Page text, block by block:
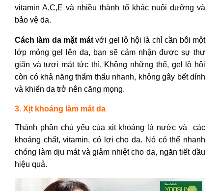
vitamin A,C,E và nhiều thành tố khác nuôi dưỡng và
bảo vệ da.
Cách làm da mặt mátvới gel lô hội là chỉ cần bôi một
lớp mỏng gel lên da, bạn sẽ cảm nhận được sự thư
giãn và tươi mát tức thì. Không những thế, gel lô hội
còn có khả năng thẩm thấu nhanh, không gây bết dính
và khiến da trở nên căng mọng.
3. Xịt khoáng làm mát da
Thành phần chủ yếu của xịt khoáng là nước và các
khoáng chất, vitamin, có lợi cho da. Nó có thể nhanh
chóng làm dịu mát và giảm nhiệt cho da, ngăn tiết dầu
hiệu quả.